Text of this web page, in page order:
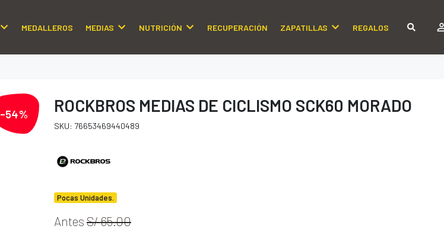
MEDALLEROS MEDIAS NUTRICIÓN RECUPERACIÓN ZAPATILLAS REGALOS
-54% ROCKBROS MEDIAS DE CICLISMO SCK60 MORADO
SKU: 76653469440489
Pocas Unidades.
Antes S/ 65.00